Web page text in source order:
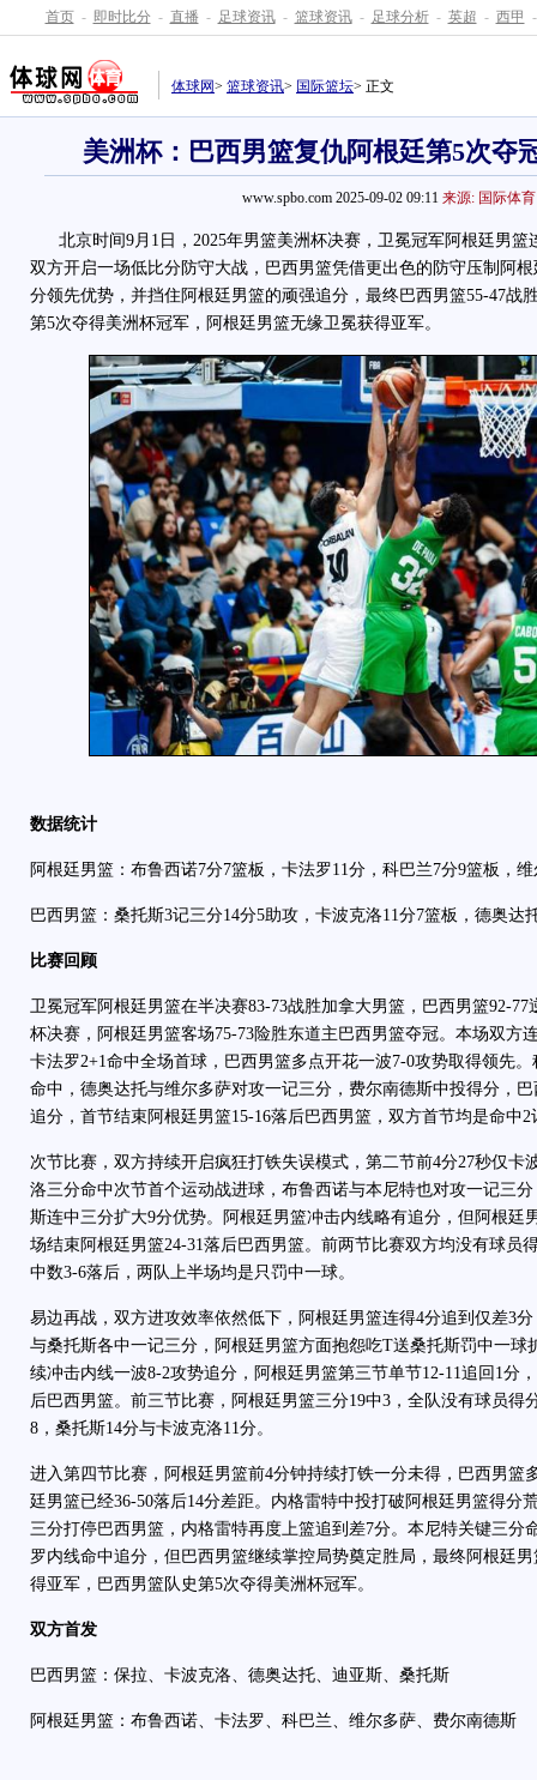
首页 - 即时比分 - 直播 - 足球资讯 - 篮球资讯 - 足球分析 - 英超 - 西甲 -
体球网> 篮球资讯> 国际篮坛> 正文
美洲杯：巴西男篮复仇阿根廷第5次夺
www.spbo.com 2025-09-02 09:11 来源: 国际体育
北京时间9月1日，2025年男篮美洲杯决赛，卫冕冠军阿根廷男篮
双方开启一场低比分防守大战，巴西男篮凭借更出色的防守压制阿
分领先优势，并挡住阿根廷男篮的顽强追分，最终巴西男篮55-47战
第5次夺得美洲杯冠军，阿根廷男篮无缘卫冕获得亚军。
数据统计
阿根廷男篮：布鲁西诺7分7篮板，卡法罗11分，科巴兰7分9篮板，
巴西男篮：桑托斯3记三分14分5助攻，卡波克洛11分7篮板，德奥达
比赛回顾
卫冕冠军阿根廷男篮在半决赛83-73战胜加拿大男篮，巴西男篮92-
杯决赛，阿根廷男篮客场75-73险胜东道主巴西男篮夺冠。本场双方
卡法罗2+1命中全场首球，巴西男篮多点开花一波7-0攻势取得领先
命中，德奥达托与维尔多萨对攻一记三分， 费尔南德斯中投得分，
追分，首节结束阿根廷男篮15-16落后巴西男篮，双方首节均是命中2
次节比赛，双方持续开启疯狂打铁失误模式，第二节前4分27秒仅卡
洛三分命中次节首个运动战进球，布鲁西诺与本尼特也对攻一记三
斯连中三分扩大9分优势。阿根廷男篮冲击内线略有追分，但阿根廷
场结束阿根廷男篮24-31落后巴西男篮。前两节比赛双方均没有球员
中数3-6落后，两队上半场均是只罚中一球。
易边再战，双方进攻效率依然低下，阿根廷男篮连得4分追到仅差3
与桑托斯各中一记三分，阿根廷男篮方面抱怨吃T送桑托斯罚中一球
续冲击内线一波8-2攻势追分，阿根廷男篮第三节单节12-11追回1分
后巴西男篮。前三节比赛，阿根廷男篮三分19中3，全队没有球员得
8，桑托斯14分与卡波克洛11分。
进入第四节比赛，阿根廷男篮前4分钟持续打铁一分未得，巴西男篮
廷男篮已经36-50落后14分差距。内格雷特中投打破阿根廷男篮得分
三分打停巴西男篮，内格雷特再度上篮追到差7分。本尼特关键三分
罗内线命中追分，但巴西男篮继续掌控局势奠定胜局，最终阿根廷
得亚军，巴西男篮队史第5次夺得美洲杯冠军。
双方首发
巴西男篮：保拉、卡波克洛、德奥达托、迪亚斯、桑托斯
阿根廷男篮：布鲁西诺、卡法罗、科巴兰、维尔多萨、费尔南德斯